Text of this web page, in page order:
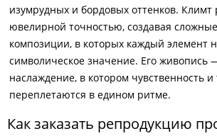
изумрудных и бордовых оттенков. Климт
ювелирной точностью, создавая
композиции, в которых каждый элемент
символическое значение. Его живопись
наслаждение, в котором чувственность и
переплетаются в едином ритме.
Как заказать репродукцию